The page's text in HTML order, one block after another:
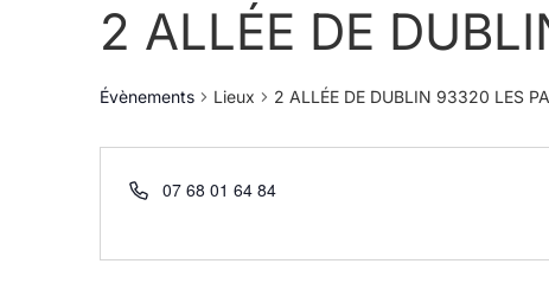
2 ALLÉE DE
Évènements Lieux 2 ALLÉE DE DUBLIN 93320 LES
07 68 01 64 84